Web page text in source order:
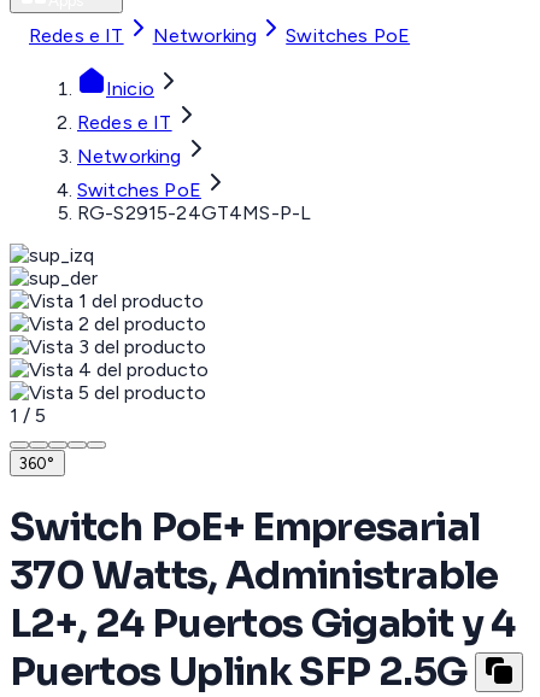
Redes e IT Networking Switches PoE
Inicio
Redes e IT
Networking
Switches PoE
RG-S2915-24GT4MS-P-L
1 / 5
360°
Switch PoE+ Empresarial
370 Watts, Administrable
L2+, 24 Puertos Gigabit y 4
Puertos Uplink SFP 2.5G